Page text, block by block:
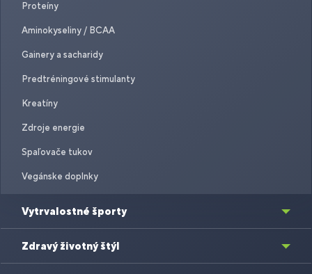
Proteíny
Aminokyseliny / BCAA
Gainery a sacharidy
Predtréningové stimulanty
Kreatíny
Zdroje energie
Spaľovače tukov
Vegánske doplnky
Vytrvalostné športy
Zdravý životný štýl